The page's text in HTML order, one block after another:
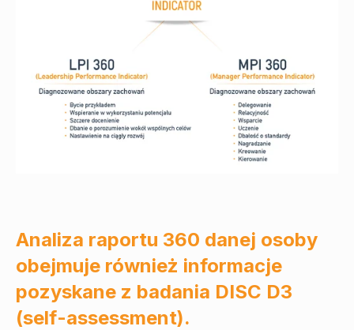
Analiza raportu 360 danej osoby
obejmuje również informacje
pozyskane z badania DISC D3
(self-assessment).